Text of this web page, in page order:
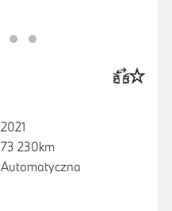
2021
73 230km
Automatyczna